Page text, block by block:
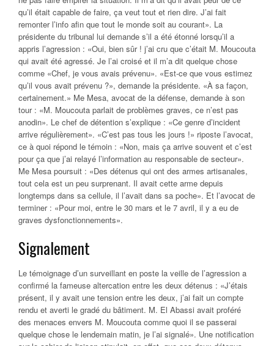
qu’il était capable de faire, ça veut tout et rien dire. J’ai fait
remonter l’info afin que tout le monde soit au courant». La
présidente du tribunal lui demande s’il a été étonné lorsqu’il a
appris l’agression : «Oui, bien sûr ! j’ai cru que c’était M. Moucouta
qui avait été agressé. Je l’ai croisé et il m’a dit quelque chose
comme «Chef, je vous avais prévenu». «Est-ce que vous estimez
qu’il vous avait prévenu ?», demande la présidente. «À sa façon,
certainement.» Me Mesa, avocat de la défense, demande à son
tour : «M. Moucouta parlait de problèmes graves, ce n’est pas
anodin». Le chef de détention s’explique : «Ce genre d’incident
arrive régulièrement». «C’est pas tous les jours !» riposte l’avocat,
ce à quoi répond le témoin : «Non, mais ça arrive souvent et c’est
pour ça que j’ai relayé l’information au responsable de secteur».
Me Mesa poursuit : «Des détenus qui ont des armes artisanales,
tout cela est un peu surprenant. Il avait cette arme depuis
longtemps dans sa cellule, il l’avait dans sa poche». Et l’avocat de
terminer : «Pour moi, entre le 30 mars et le 7 avril, il y a eu de
graves dysfonctionnements».
Signalement
Le témoignage d’un surveillant en poste la veille de l’agression a
confirmé la fameuse altercation entre les deux détenus : «J’étais
présent, il y avait une tension entre les deux, j’ai fait un compte
rendu et averti le gradé du bâtiment. M. El Abassi avait proféré
des menaces envers M. Moucouta comme quoi il se passerai
quelque chose le lendemain matin, je l’ai signalé». Une notification